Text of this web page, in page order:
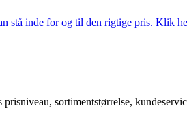
stå inde for og til den rigtige pris. Klik
sortimentstørrelse,